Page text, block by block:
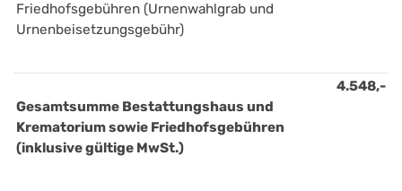
Friedhofsgebühren (Urnenwahlgrab und
Urnenbeisetzungsgebühr)
Gesamtsumme Bestattungshaus und
Krematorium sowie Friedhofsgebühren
(inklusive gültige MwSt.)
4.548,-